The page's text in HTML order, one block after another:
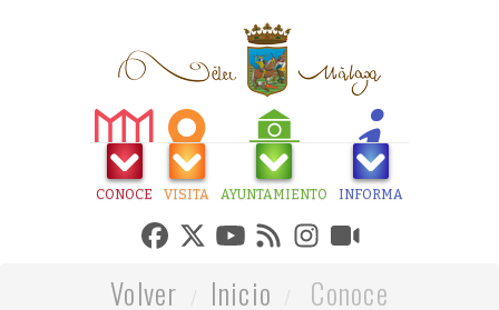
CONOCE VISITA AYUNTAMIENTO INFORMA
Volver Inicio
Conoce